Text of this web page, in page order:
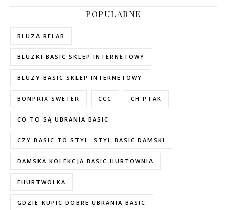
POPULARNE
BLUZA RELAB
BLUZKI BASIC SKLEP INTERNETOWY
BLUZY BASIC SKLEP INTERNETOWY
BONPRIX SWETER CCC CH PTAK
CO TO SĄ UBRANIA BASIC
CZY BASIC TO STYL. STYL BASIC DAMSKI
DAMSKA KOLEKCJA BASIC HURTOWNIA
EHURTWOLKA
GDZIE KUPIC DOBRE UBRANIA BASIC